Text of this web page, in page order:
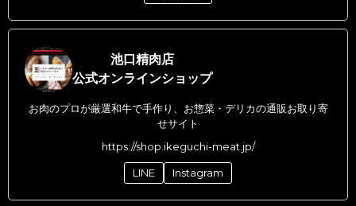
池口精肉店
公式オンラインショップ
お肉のプロが厳選和牛で手作り、お惣菜・デリカの通販お取り寄
せサイト
https://shop.ikeguchi-meat.jp/
LINE Instagram